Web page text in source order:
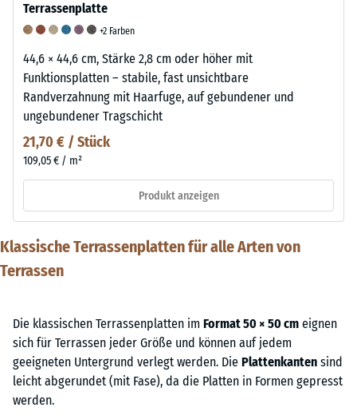
Terrassenplatte
+2 Farben
44,6 × 44,6 cm, Stärke 2,8 cm oder höher mit
Funktionsplatten – stabile, fast unsichtbare
Randverzahnung mit Haarfuge, auf gebundener und
ungebundener Tragschicht
21,70 € / Stück
109,05 € / m²
Produkt anzeigen
Klassische Terrassenplatten für alle Arten von
Terrassen
Die klassischen Terrassenplatten im Format 50 × 50 cm eignen
sich für Terrassen jeder Größe und können auf jedem
geeigneten Untergrund verlegt werden. Die Plattenkanten sind
leicht abgerundet (mit Fase), da die Platten in Formen gepresst
werden.